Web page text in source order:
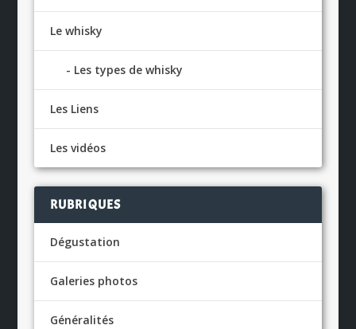
Le whisky
Les types de whisky
Les Liens
Les vidéos
RUBRIQUES
Dégustation
Galeries photos
Généralités